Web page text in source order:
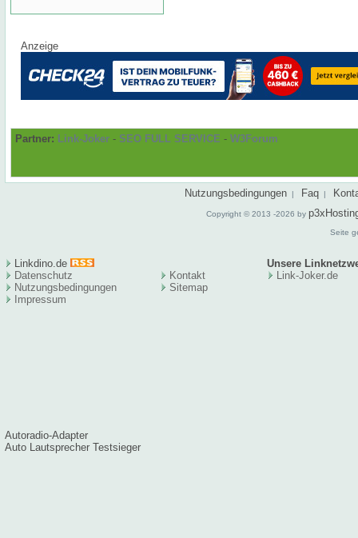
Anzeige
Partner: Link-Joker - SEO FULL SERVICE - W3Forum
Nutzungsbedingungen | Faq |
Copyright © 2013 -2026 by
Seite
Linkdino.de
Unsere
Datenschutz
Nutzungsbedingungen
Impressum
Kontakt
Sitemap
Link-Joker.de
Autoradio-Adapter
Auto Lautsprecher Testsieger